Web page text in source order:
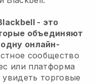
- это
объединяют
онлайн-
сообщество
или платформа
торговые